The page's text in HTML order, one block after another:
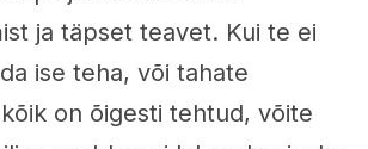
ja täpset teavet. Kui te ei
ise teha, või tahate
on õigesti tehtud, võite